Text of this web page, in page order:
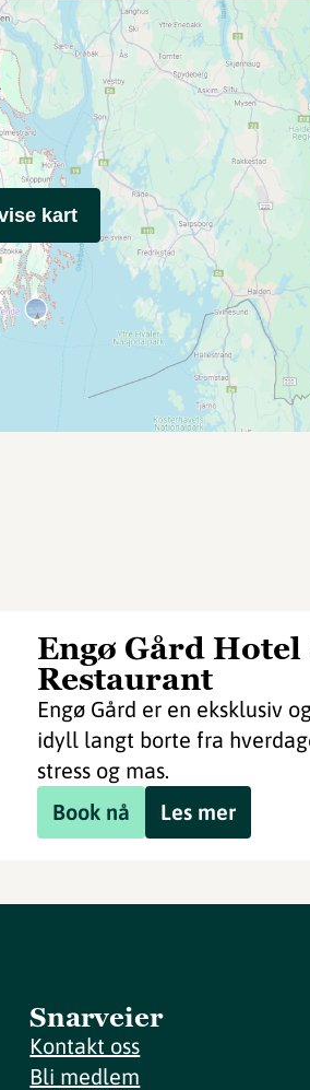
kart
Engø Gård Hotel
Restaurant
Engø Gård er en eksklusiv
idyll langt borte fra
stress og mas.
Book nå
Les mer
Snarveier
Kontakt oss
Bli medlem